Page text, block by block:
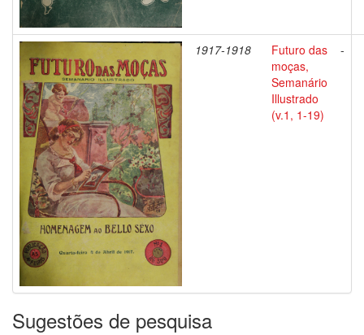
1917-1918
Futuro das
moças,
Semanário
Illustrado
(v.1, 1-19)
-
Sugestões de pesquisa